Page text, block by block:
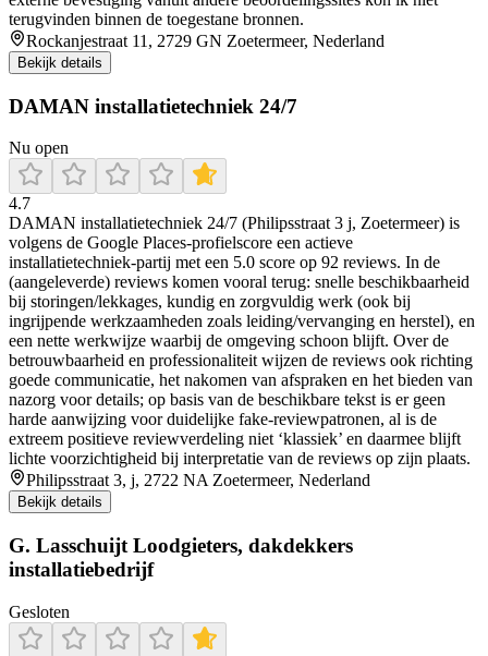
terugvinden binnen de toegestane bronnen.
Rockanjestraat 11, 2729 GN Zoetermeer, Nederland
Bekijk details
DAMAN installatietechniek 24/7
Nu open
4.7
DAMAN installatietechniek 24/7 (Philipsstraat 3 j, Zoetermeer) is
volgens de Google Places-profielscore een actieve
installatietechniek-partij met een 5.0 score op 92 reviews. In de
(aangeleverde) reviews komen vooral terug: snelle beschikbaarheid
bij storingen/lekkages, kundig en zorgvuldig werk (ook bij
ingrijpende werkzaamheden zoals leiding/vervanging en herstel), en
een nette werkwijze waarbij de omgeving schoon blijft. Over de
betrouwbaarheid en professionaliteit wijzen de reviews ook richting
goede communicatie, het nakomen van afspraken en het bieden van
nazorg voor details; op basis van de beschikbare tekst is er geen
harde aanwijzing voor duidelijke fake-reviewpatronen, al is de
extreem positieve reviewverdeling niet ‘klassiek’ en daarmee blijft
lichte voorzichtigheid bij interpretatie van de reviews op zijn plaats.
Philipsstraat 3, j, 2722 NA Zoetermeer, Nederland
Bekijk details
G. Lasschuijt Loodgieters, dakdekkers
installatiebedrijf
Gesloten